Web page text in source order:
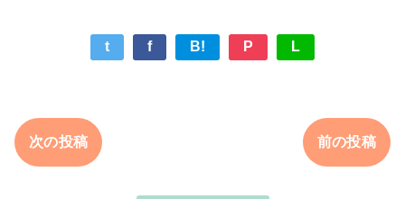
t f B! P L
次の投稿 前の投稿